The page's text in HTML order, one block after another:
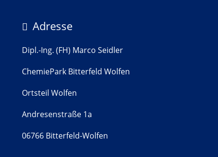
 Adresse
Dipl.-Ing. (FH) Marco Seidler
ChemiePark Bitterfeld Wolfen
Ortsteil Wolfen
Andresenstraße 1a
06766 Bitterfeld-Wolfen